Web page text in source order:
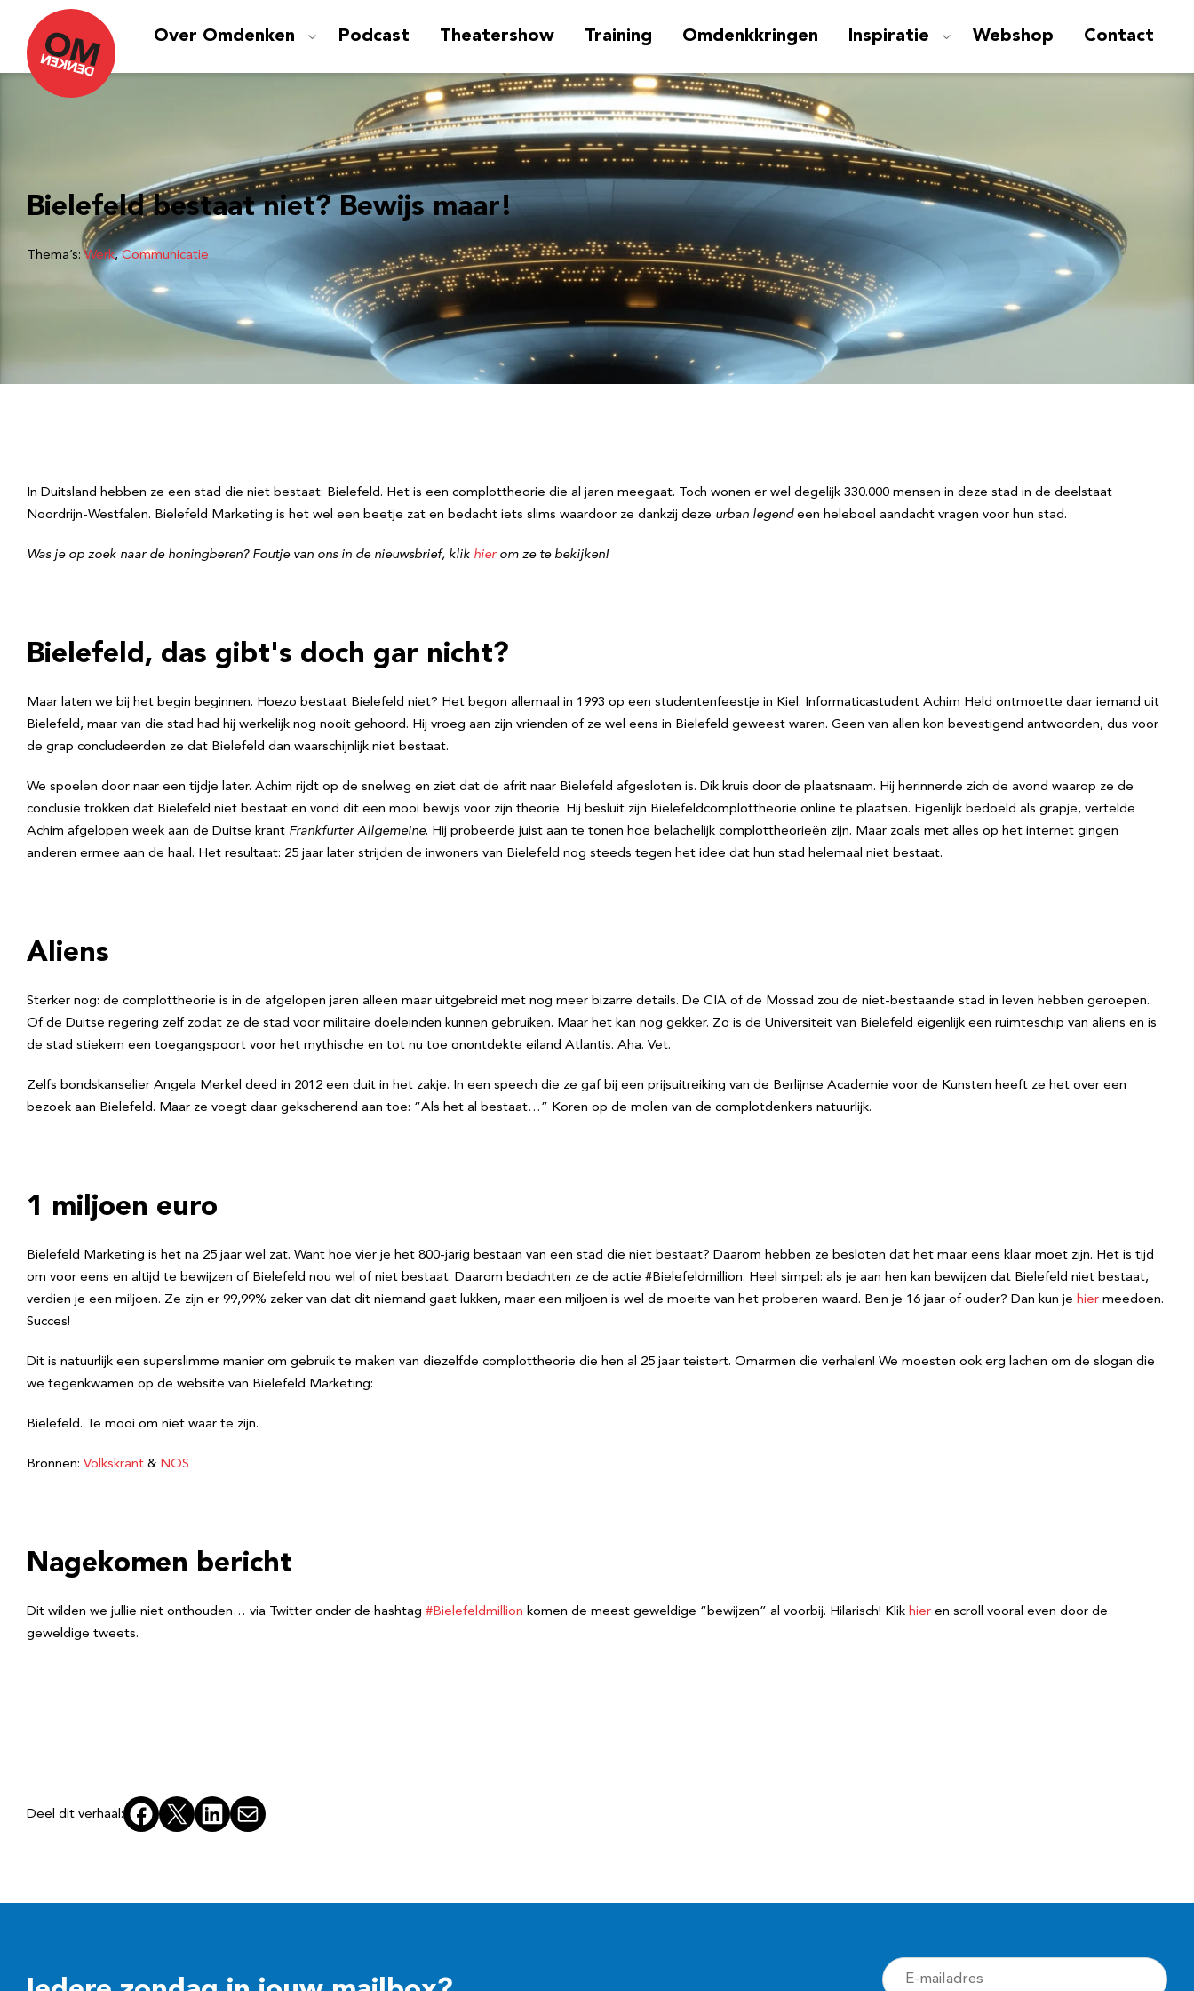
Over Omdenken Podcast Theatershow Training Omdenkkringen Inspiratie Webshop Contact
Bielefeld bestaat niet? Bewijs maar!
Thema’s:Werk, Communicatie
In Duitsland hebben ze een stad die niet bestaat: Bielefeld. Het is een complottheorie die al jaren meegaat. Toch wonen er wel degelijk 330.000 mensen in deze stad in de deelstaat
Noordrijn-Westfalen. Bielefeld Marketing is het wel een beetje zat en bedacht iets slims waardoor ze dankzij deze urban legendeen heleboel aandacht vragen voor hun stad.
Was je op zoek naar de honingberen? Foutje van ons in de nieuwsbrief, klik hierom ze te bekijken!
Bielefeld, das gibt's doch gar nicht?
Maar laten we bij het begin beginnen. Hoezo bestaat Bielefeld niet? Het begon allemaal in 1993 op een studentenfeestje in Kiel. Informaticastudent Achim Held ontmoette daar iemand uit
Bielefeld, maar van die stad had hij werkelijk nog nooit gehoord. Hij vroeg aan zijn vrienden of ze wel eens in Bielefeld geweest waren. Geen van allen kon bevestigend antwoorden, dus voor
de grap concludeerden ze dat Bielefeld dan waarschijnlijk niet bestaat.
We spoelen door naar een tijdje later. Achim rijdt op de snelweg en ziet dat de afrit naar Bielefeld afgesloten is. Dik kruis door de plaatsnaam. Hij herinnerde zich de avond waarop ze de
conclusie trokken dat Bielefeld niet bestaat en vond dit een mooi bewijs voor zijn theorie. Hij besluit zijn Bielefeldcomplottheorie online te plaatsen. Eigenlijk bedoeld als grapje, vertelde
Achim afgelopen week aan de Duitse krant Frankfurter Allgemeine. Hij probeerde juist aan te tonen hoe belachelijk complottheorieën zijn. Maar zoals met alles op het internet gingen
anderen ermee aan de haal. Het resultaat: 25 jaar later strijden de inwoners van Bielefeld nog steeds tegen het idee dat hun stad helemaal niet bestaat.
Aliens
Sterker nog: de complottheorie is in de afgelopen jaren alleen maar uitgebreid met nog meer bizarre details. De CIA of de Mossad zou de niet-bestaande stad in leven hebben geroepen.
Of de Duitse regering zelf zodat ze de stad voor militaire doeleinden kunnen gebruiken. Maar het kan nog gekker. Zo is de Universiteit van Bielefeld eigenlijk een ruimteschip van aliens en is
de stad stiekem een toegangspoort voor het mythische en tot nu toe onontdekte eiland Atlantis. Aha. Vet.
Zelfs bondskanselier Angela Merkel deed in 2012 een duit in het zakje. In een speech die ze gaf bij een prijsuitreiking van de Berlijnse Academie voor de Kunsten heeft ze het over een
bezoek aan Bielefeld. Maar ze voegt daar gekscherend aan toe: “Als het al bestaat…” Koren op de molen van de complotdenkers natuurlijk.
1 miljoen euro
Bielefeld Marketing is het na 25 jaar wel zat. Want hoe vier je het 800-jarig bestaan van een stad die niet bestaat? Daarom hebben ze besloten dat het maar eens klaar moet zijn. Het is tijd
om voor eens en altijd te bewijzen of Bielefeld nou wel of niet bestaat. Daarom bedachten ze de actie #Bielefeldmillion. Heel simpel: als je aan hen kan bewijzen dat Bielefeld niet bestaat,
verdien je een miljoen. Ze zijn er 99,99% zeker van dat dit niemand gaat lukken, maar een miljoen is wel de moeite van het proberen waard. Ben je 16 jaar of ouder? Dan kun je hier meedoen.
Succes!
Dit is natuurlijk een superslimme manier om gebruik te maken van diezelfde complottheorie die hen al 25 jaar teistert. Omarmen die verhalen! We moesten ook erg lachen om de slogan die
we tegenkwamen op de website van Bielefeld Marketing:
Bielefeld. Te mooi om niet waar te zijn.
Bronnen: Volkskrant & NOS
Nagekomen bericht
Dit wilden we jullie niet onthouden… via Twitter onder de hashtag #Bielefeldmillion komen de meest geweldige “bewijzen” al voorbij. Hilarisch! Klik hier en scroll vooral even door de
geweldige tweets.
Deel dit verhaal: Facebook
X LinkedInE-mail
E